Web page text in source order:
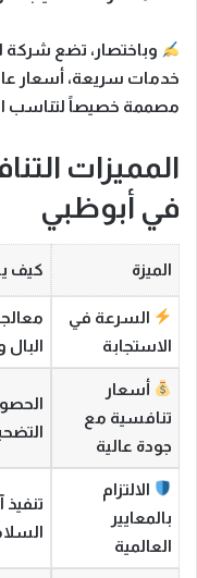
وباختصار ، تضع شركة
خدمات سريعة، أسعار
مصممة خصيصاً لتناسب
المميزات
في أبوظبي
الميزة كيف
السرعة في
الاستجابة
البال
أسعار
تنافسية مع
جودة عالية
الالتزام
بالمعايير
العالمية